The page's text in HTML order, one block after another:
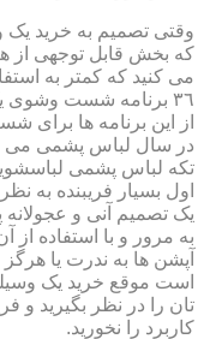
وقتی تصمیم به خرید یک
که بخش قابل توجهی از
می کنید که کمتر به
٣٦ برنامه شست وشوی
از این برنامه ها
در سال لباس پشمی می
تکه لباس پشمی
اول بسیار فریبنده به
یک تصمیم آنی و عجولانه
به مرور و با استفاده از
آپشن ها به ندرت یا هرگز
است موقع خرید یک
تان را در نظر بگیرید
کاربرد را نخورید.